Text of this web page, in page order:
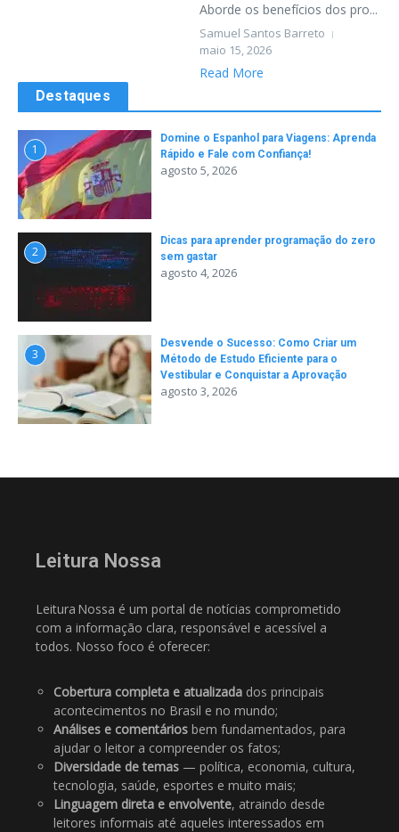
Aborde os benefícios dos pro...
Samuel Santos Barreto
maio 15, 2026
Read More
Destaques
1
Domine o Espanhol para Viagens: Aprenda
Rápido e Fale com Confiança!
agosto 5, 2026
2
Dicas para aprender programação do zero
sem gastar
agosto 4, 2026
3
Desvende o Sucesso: Como Criar um
Método de Estudo Eficiente para o
Vestibular e Conquistar a Aprovação
agosto 3, 2026
Leitura Nossa
Leitura Nossa é um portal de notícias comprometido
com a informação clara, responsável e acessível a
todos. Nosso foco é oferecer:
Cobertura completa e atualizada dos principais
acontecimentos no Brasil e no mundo;
Análises e comentários bem fundamentados, para
ajudar o leitor a compreender os fatos;
Diversidade de temas — política, economia, cultura,
tecnologia, saúde, esportes e muito mais;
Linguagem direta e envolvente, atraindo desde
leitores informais até aqueles interessados em